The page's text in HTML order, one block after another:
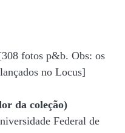
fotos p&b. Obs: os
no Locus]
da coleção)
Federal de